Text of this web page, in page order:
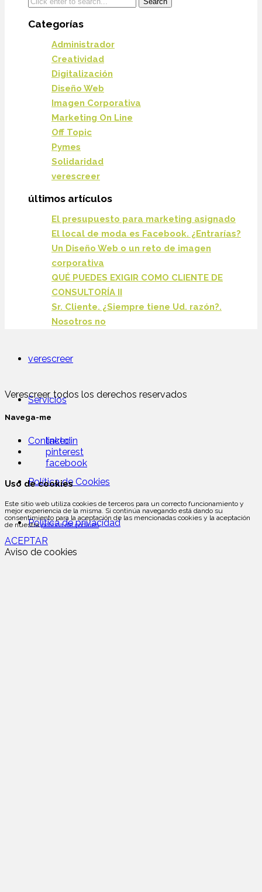
Categorías
Administrador
Creatividad
Digitalización
Diseño Web
Imagen Corporativa
Marketing On Line
Off Topic
Pymes
Solidaridad
verescreer
últimos artículos
El presupuesto para marketing asignado
El local de moda es Facebook. ¿Entrarías?
Un Diseño Web o un reto de imagen
corporativa
QUÉ PUEDES EXIGIR COMO CLIENTE DE
CONSULTORÍA II
Sr. Cliente. ¿Siempre tiene Ud. razón?.
Nosotros no
verescreer
Servicios
Contacto
Política de Cookies
Política de privacidad
Verescreer, todos los derechos reservados
Navega-me
linkedin
pinterest
facebook
Uso de cookies
Este sitio web utiliza cookies de terceros para un correcto funcionamiento y
mejor experiencia de la misma. Si continúa navegando está dando su
consentimiento para la aceptación de las mencionadas cookies y la aceptación
de nuestrapolítica de cookies
ACEPTAR
Aviso de cookies